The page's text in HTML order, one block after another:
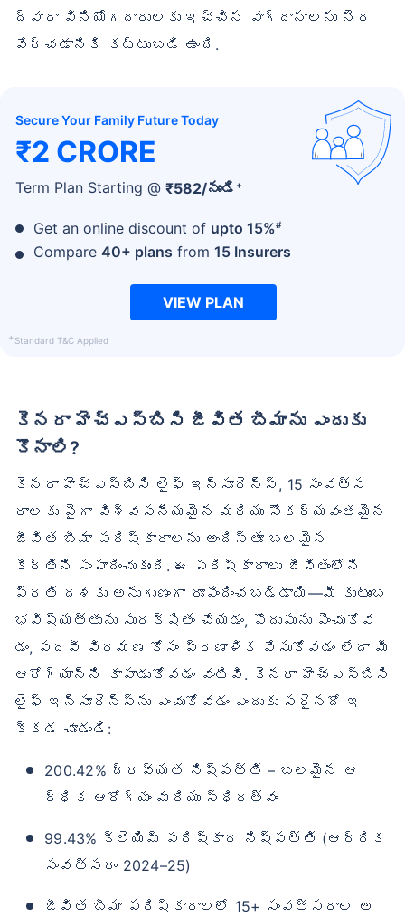
ద్వారా వినియోగదారులకు ఇచ్చిన వాగ్దానాలను నెర
వేర్చడానికి కట్టుబడి ఉంది.
Secure Your Family Future Today
₹2 CRORE
Term Plan Starting @ ₹582/నుండి +
Get an online discount of upto 15%#
Compare 40+ plans from 15 Insurers
VIEW PLAN
+Standard T&C Applied
కెనరా హెచ్‌ఎస్‌బిసి జీవిత బీమాను ఎందుకు
కొనాలి?
కెనరా హెచ్‌ఎస్‌బిసి లైఫ్ ఇన్సూరెన్స్, 15 సంవత్స
రాలకు పైగా విశ్వసనీయమైన మరియు సౌకర్యవంతమైన
జీవిత బీమా పరిష్కారాలను అందిస్తూ బలమైన
కీర్తిని సంపాదించుకుంది. ఈ పరిష్కారాలు జీవితంలోని
ప్రతి దశకు అనుగుణంగా రూపొందించబడ్డాయి—మీ కుటుంబ
భవిష్యత్తును సురక్షితం చేయడం, పొదుపును పెంచుకోవ
డం, పదవీ విరమణ కోసం ప్రణాళిక వేసుకోవడం లేదా మీ
ఆరోగ్యాన్ని కాపాడుకోవడం వంటివి. కెనరా హెచ్‌ఎస్‌బిసి
లైఫ్ ఇన్సూరెన్స్‌ను ఎంచుకోవడం ఎందుకు సరైనదో ఇ
క్కడ చూడండి:
200.42% ద్రవ్యత నిష్పత్తి – బలమైన ఆ
ర్థిక ఆరోగ్యం మరియు స్థిరత్వం
99.43% క్లెయిమ్ పరిష్కార నిష్పత్తి (ఆర్థిక
సంవత్సరం 2024–25)
జీవిత బీమా పరిష్కారాలలో 15+ సంవత్సరాల అ